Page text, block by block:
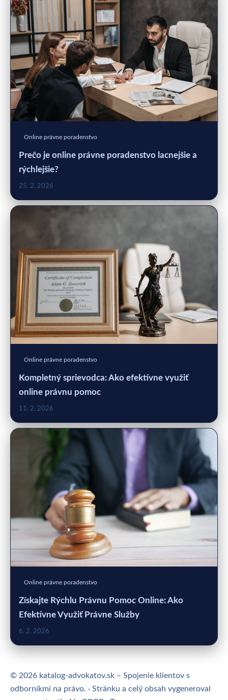
Online právne poradenstvo
Prečo je online právne poradenstvo lacnejšie a
rýchlejšie?
25. 2. 2026
Online právne poradenstvo
Kompletný sprievodca: Ako efektívne využiť
online právnu pomoc
11. 2. 2026
Online právne poradenstvo
Získajte Rýchlu Právnu Pomoc Online: Ako
Efektívne Využiť Právne Služby
6. 2. 2026
© 2026 katalog-advokatov.sk – Spojenie klientov s
odborníkmi na právo. · Stránku a celý obsah vygeneroval